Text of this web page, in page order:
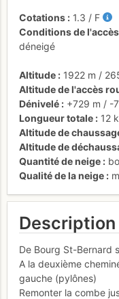
Cotations 1.3 / F
Conditions de
déneigé
Altitude 1922 m /
Altitude de l'accès
Dénivelé
+729 m / -
Longueur totale
12
Altitude de
Altitude de
Quantité de neige
Qualité de la neige
De Bourg St-Bernard
A la deuxième
gauche (pylônes)
Remonter la combe